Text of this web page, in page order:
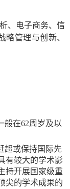
、电子商务、信
略管理与创新、
般在62周岁及以
超或保持国际先
有较大的学术影
持开展国家级重
尖的学术成果的